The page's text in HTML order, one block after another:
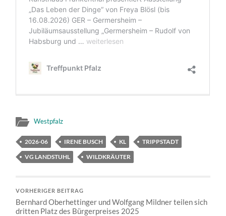
Westpfalz
2026-06 IRENE BUSCH KL
TRIPPSTADT
VG LANDSTUHL
WILDKRÄUTER
VORHERIGER BEITRAG
Bernhard Oberhettinger und Wolfgang Mildner teilen sich
dritten Platz des Bürgerpreises 2025